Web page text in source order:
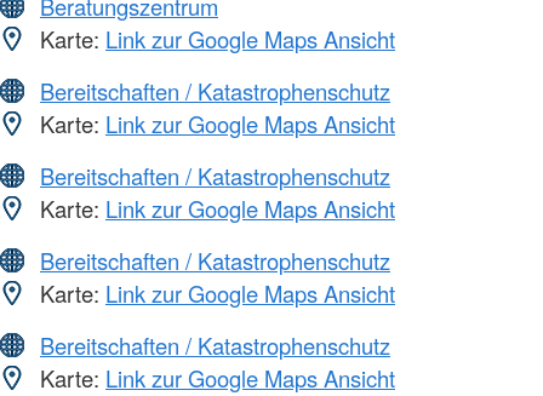
Beratungszentrum
Karte: Link zur Google Maps Ansicht
Bereitschaften / Katastrophenschutz
Karte: Link zur Google Maps Ansicht
Bereitschaften / Katastrophenschutz
Karte: Link zur Google Maps Ansicht
Bereitschaften / Katastrophenschutz
Karte: Link zur Google Maps Ansicht
Bereitschaften / Katastrophenschutz
Karte: Link zur Google Maps Ansicht